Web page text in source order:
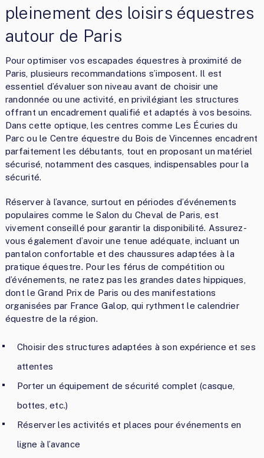
pleinement des loisirs équestres
autour de Paris
Pour optimiser vos escapades équestres à proximité de
Paris, plusieurs recommandations s’imposent. Il est
essentiel d’évaluer son niveau avant de choisir une
randonnée ou une activité, en privilégiant les structures
offrant un encadrement qualifié et adaptés à vos besoins.
Dans cette optique, les centres comme Les Écuries du
Parc ou le Centre équestre du Bois de Vincennes encadrent
parfaitement les débutants, tout en proposant un matériel
sécurisé, notamment des casques, indispensables pour la
sécurité.
Réserver à l’avance, surtout en périodes d’événements
populaires comme le Salon du Cheval de Paris, est
vivement conseillé pour garantir la disponibilité. Assurez-
vous également d’avoir une tenue adéquate, incluant un
pantalon confortable et des chaussures adaptées à la
pratique équestre. Pour les férus de compétition ou
d’événements, ne ratez pas les grandes dates hippiques,
dont le Grand Prix de Paris ou des manifestations
organisées par France Galop, qui rythment le calendrier
équestre de la région.
Choisir des structures adaptées à son expérience et ses
attentes
Porter un équipement de sécurité complet (casque,
bottes, etc.)
Réserver les activités et places pour événements en
ligne à l’avance